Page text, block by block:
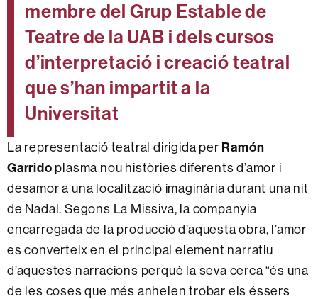
membre del Grup Estable de
Teatre de la UAB i dels cursos
d’interpretació i creació teatral
que s’han impartit a la
Universitat
La representació teatral dirigida per Ramón
Garrido plasma nou històries diferents d’amor i
desamor a una localització imaginària durant una nit
de Nadal. Segons La Missiva, la companyia
encarregada de la producció d’aquesta obra, l’amor
es converteix en el principal element narratiu
d’aquestes narracions perquè la seva cerca “és una
de les coses que més anhelen trobar els éssers